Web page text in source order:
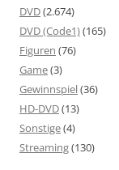
DVD(2.674)
DVD (Code1)(165)
Figuren (76)
Game(3)
Gewinnspiel(36)
HD-DVD(13)
Sonstige(4)
Streaming(130)